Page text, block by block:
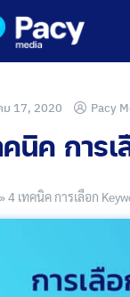
ม 17, 2020 Pacy
นิค การ
»4 เทคนิค การเลือก